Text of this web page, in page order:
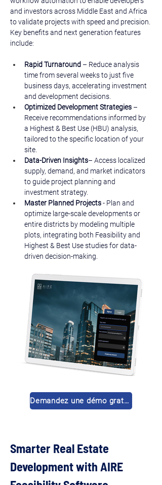
and investors across Middle East and Africa
to validate projects with speed and precision. ​
Key benefits and next generation features
include:
Rapid Turnaround – Reduce analysis
time from several weeks to just five
business days, accelerating investment
and development decisions.
Optimized Development Strategies –
Receive recommendations informed by
a Highest & Best Use (HBU) analysis,
tailored to the specific location of your
site.
Data-Driven Insights– Access localized
supply, demand, and market indicators
to guide project planning and
investment strategy.
Master Planned Projects - Plan and
optimize large-scale developments or
entire districts by modeling multiple
plots, integrating both Feasibility and
Highest & Best Use studies for data-
driven decision-making.
Demandez une démo gratuite 🚀
Smarter Real Estate
Development with AIRE